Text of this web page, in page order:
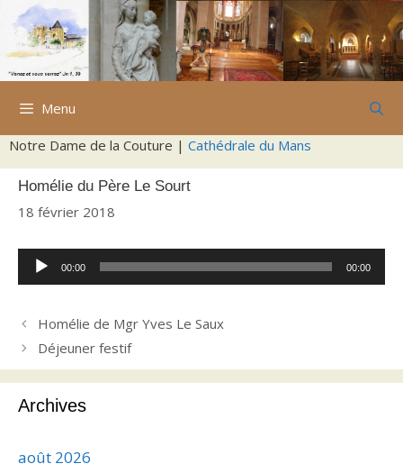
Aller
contenu
Menu
Notre Dame de la Couture | Cathédrale du Mans
Homélie du Père Le Sourt
18 février 2018
Lecteur
audio
00:00 00:00
Homélie de Mgr Yves Le Saux
Déjeuner festif
Archives
août 2026